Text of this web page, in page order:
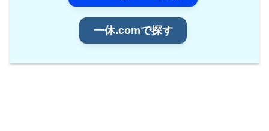
一休.comで探す